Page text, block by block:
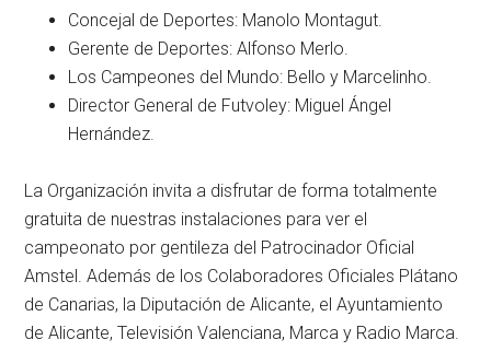
Concejal de Deportes: Manolo Montagut.
Gerente de Deportes: Alfonso Merlo.
Los Campeones del Mundo: Bello y Marcelinho.
Director General de Futvoley: Miguel Ángel
Hernández.
La Organización invita a disfrutar de forma totalmente
gratuita de nuestras instalaciones para ver el
campeonato por gentileza del Patrocinador Oficial
Amstel. Además de los Colaboradores Oficiales Plátano
de Canarias, la Diputación de Alicante, el Ayuntamiento
de Alicante, Televisión Valenciana, Marca y Radio Marca.